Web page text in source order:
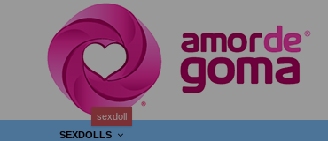
SEXDOLLS
sexdoll